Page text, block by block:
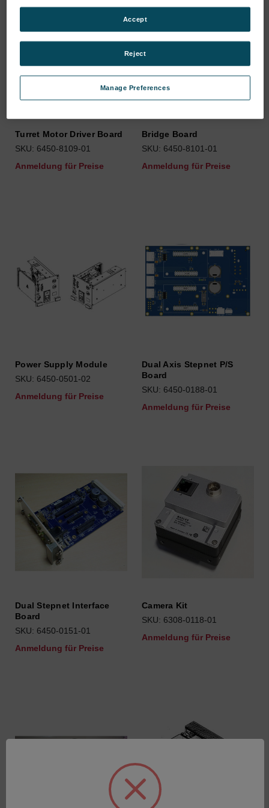
Turret Motor Driver Board
SKU: 6450-8109-01
Anmeldung für Preise
Bridge Board
SKU: 6450-8101-01
Anmeldung für Preise
Power Supply Module
SKU: 6450-0501-02
Anmeldung für Preise
Dual Axis Stepnet P/S
Board
SKU: 6450-0188-01
Anmeldung für Preise
Dual Stepnet Interface
Board
SKU: 6450-0151-01
Anmeldung für Preise
Camera Kit
SKU: 6308-0118-01
Anmeldung für Preise
Manage Preferences
Reject
Accept